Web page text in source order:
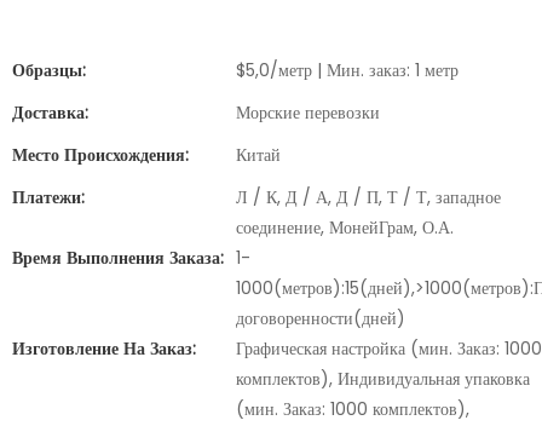
Образцы:
$5,0/метр | Мин. заказ: 1 метр
Доставка:
Морские перевозки
Место Происхождения:
Китай
Платежи:
Л / К, Д / А, Д / П, Т / Т, западное
соединение, МонейГрам, О.А.
Время Выполнения Заказа: 1-
договоренности(дней)
Изготовление На Заказ:
Графическая настройка (мин. Заказ: 1000
комплектов), Индивидуальная упаковка
(мин. Заказ: 1000 комплектов),